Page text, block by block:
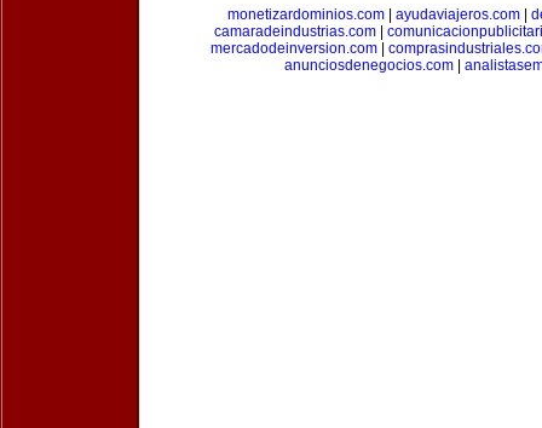
monetizardominios.com
ayudaviajeros.com
camaradeindustrias.com|
mercadodeinversion.com
anunciosdenegocios.com